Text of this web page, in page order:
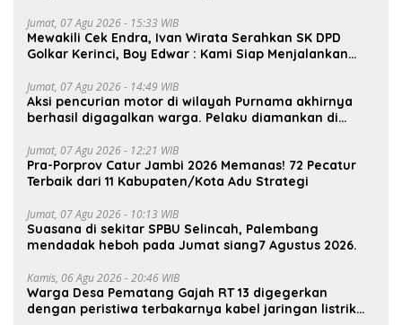
Jumat, 07 Agu 2026 - 15:33 WIB
Mewakili Cek Endra, Ivan Wirata Serahkan SK DPD
Golkar Kerinci, Boy Edwar : Kami Siap Menjalankan
Jumat, 07 Agu 2026 - 14:49 WIB
Aksi pencurian motor di wilayah Purnama akhirnya
berhasil digagalkan warga. Pelaku diamankan di
Jumat, 07 Agu 2026 - 12:21 WIB
Pra-Porprov Catur Jambi 2026 Memanas! 72 Pecatur
Terbaik dari 11 Kabupaten/Kota Adu Strategi
Jumat, 07 Agu 2026 - 10:13 WIB
Suasana di sekitar SPBU Selincah, Palembang
mendadak heboh pada Jumat siang7 Agustus 2026.
Kamis, 06 Agu 2026 - 20:46 WIB
Warga Desa Pematang Gajah RT 13 digegerkan
dengan peristiwa terbakarnya kabel jaringan listrik